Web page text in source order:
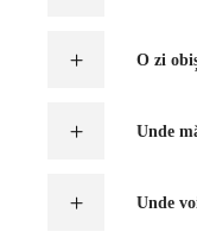
O zi
Unde
Unde